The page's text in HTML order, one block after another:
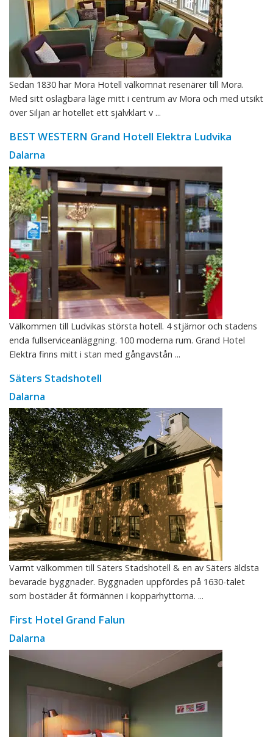
Sedan 1830 har Mora Hotell välkomnat resenärer till Mora.
Med sitt oslagbara läge mitt i centrum av Mora och med utsikt
över Siljan är hotellet ett självklart v ...
BEST WESTERN Grand Hotell Elektra Ludvika
Dalarna
Välkommen till Ludvikas största hotell. 4 stjärnor och stadens
enda fullserviceanläggning. 100 moderna rum. Grand Hotel
Elektra finns mitt i stan med gångavstån ...
Säters Stadshotell
Dalarna
Varmt välkommen till Säters Stadshotell & en av Säters äldsta
bevarade byggnader. Byggnaden uppfördes på 1630-talet
som bostäder åt förmännen i kopparhyttorna. ...
First Hotel Grand Falun
Dalarna